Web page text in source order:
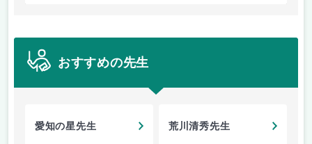
おすすめの先生
愛知の星先生 荒川清秀先生